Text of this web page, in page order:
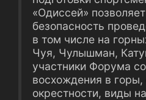
«Одиссей»
безопасность
в том числе на
Чуя, Чулышман,
участники Форума
восхождения в горы,
окрестности, виды